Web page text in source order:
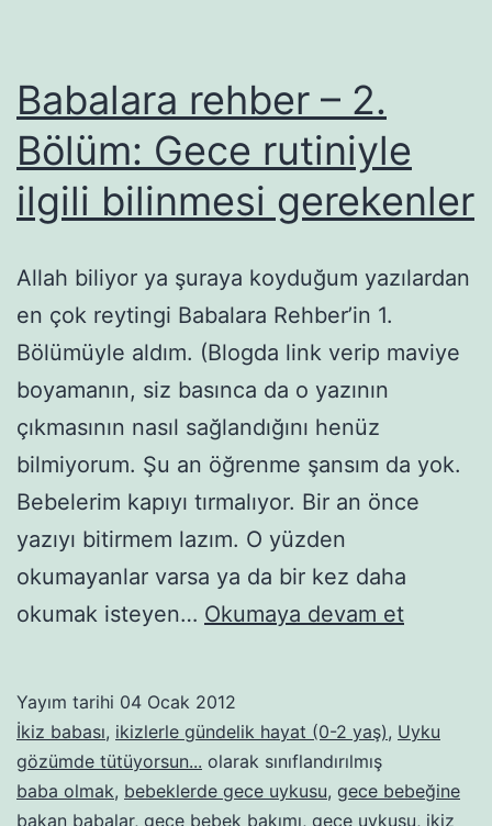
Babalara rehber – 2.
Bölüm: Gece rutiniyle
ilgili bilinmesi gerekenler
Allah biliyor ya şuraya koyduğum yazılardan
en çok reytingi Babalara Rehber’in 1.
Bölümüyle aldım. (Blogda link verip maviye
boyamanın, siz basınca da o yazının
çıkmasının nasıl sağlandığını henüz
bilmiyorum. Şu an öğrenme şansım da yok.
Bebelerim kapıyı tırmalıyor. Bir an önce
yazıyı bitirmem lazım. O yüzden
okumayanlar varsa ya da bir kez daha
okumak isteyen… Okumaya devam etBabalara
2.
Gece
Yayım tarihi 04 Ocak 2012
İkiz babası, ikizlerle gündelik hayat (0-2 yaş), Uyku
gözümde tütüyorsun... olarak sınıflandırılmış
baba olmak, bebeklerde gece uykusu, gece bebeğine
bakan babalar, gece bebek bakımı, gece uykusu, ikiz